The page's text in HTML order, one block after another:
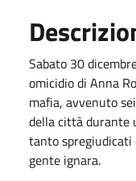
Sabato 30
omicidio di Anna
mafia, avvenuto
della città durante
tanto
gente ignara.